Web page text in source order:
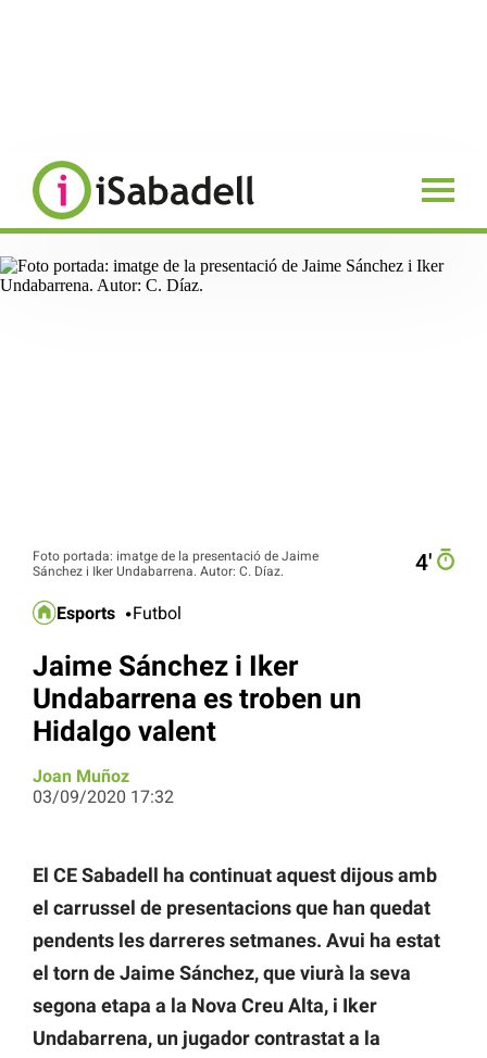
Foto portada: imatge de la presentació de Jaime
Sánchez i Iker Undabarrena. Autor: C. Díaz.
4′
Esports Futbol
Jaime Sánchez i Iker
Undabarrena es troben un
Hidalgo valent
Joan Muñoz
03/09/2020 17:32
El CE Sabadell ha continuat aquest dijous amb
el carrussel de presentacions que han quedat
pendents les darreres setmanes. Avui ha estat
el torn de Jaime Sánchez, que viurà la seva
segona etapa a la Nova Creu Alta, i Iker
Undabarrena, un jugador contrastat a la